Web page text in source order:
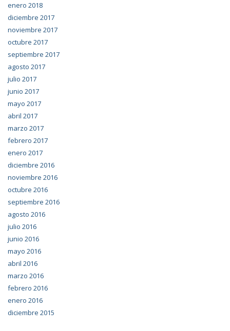
enero 2018
diciembre 2017
noviembre 2017
octubre 2017
septiembre 2017
agosto 2017
julio 2017
junio 2017
mayo 2017
abril 2017
marzo 2017
febrero 2017
enero 2017
diciembre 2016
noviembre 2016
octubre 2016
septiembre 2016
agosto 2016
julio 2016
junio 2016
mayo 2016
abril 2016
marzo 2016
febrero 2016
enero 2016
diciembre 2015